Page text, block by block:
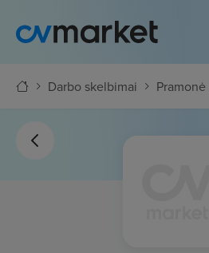
Darbo skelbimai